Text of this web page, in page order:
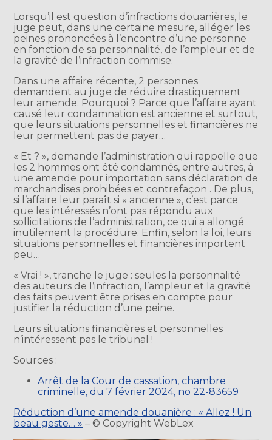
Lorsqu’il est question d’infractions douanières, le
juge peut, dans une certaine mesure, alléger les
peines prononcées à l’encontre d’une personne
en fonction de sa personnalité, de l’ampleur et de
la gravité de l’infraction commise.
Dans une affaire récente, 2 personnes
demandent au juge de réduire drastiquement
leur amende. Pourquoi ? Parce que l’affaire ayant
causé leur condamnation est ancienne et surtout,
que leurs situations personnelles et financières ne
leur permettent pas de payer…
« Et ? », demande l’administration qui rappelle que
les 2 hommes ont été condamnés, entre autres, à
une amende pour importation sans déclaration de
marchandises prohibées et contrefaçon . De plus,
si l’affaire leur paraît si « ancienne », c’est parce
que les intéressés n’ont pas répondu aux
sollicitations de l’administration, ce qui a allongé
inutilement la procédure. Enfin, selon la loi, leurs
situations personnelles et financières importent
peu…
« Vrai ! », tranche le juge : seules la personnalité
des auteurs de l’infraction, l’ampleur et la gravité
des faits peuvent être prises en compte pour
justifier la réduction d’une peine.
Leurs situations financières et personnelles
n’intéressent pas le tribunal !
Sources :
Arrêt de la Cour de cassation, chambre
criminelle, du 7 février 2024, no 22-83659
Réduction d’une amende douanière : « Allez ! Un
beau geste… » – © Copyright WebLex